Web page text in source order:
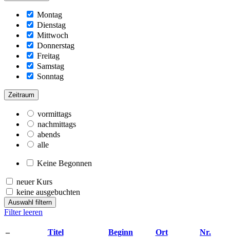
Montag
Dienstag
Mittwoch
Donnerstag
Freitag
Samstag
Sonntag
Zeitraum
vormittags
nachmittags
abends
alle
Keine Begonnen
neuer Kurs
keine ausgebuchten
Auswahl filtern
Filter leeren
– Titel Beginn Ort
Nr.